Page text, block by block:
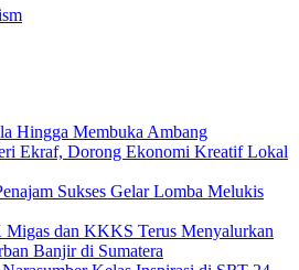
Hingga Membuka Ambang
Ekraf, Dorong Ekonomi Kreatif Lokal
Sukses Gelar Lomba Melukis
dan KKKS Terus Menyalurkan
Banjir di Sumatera